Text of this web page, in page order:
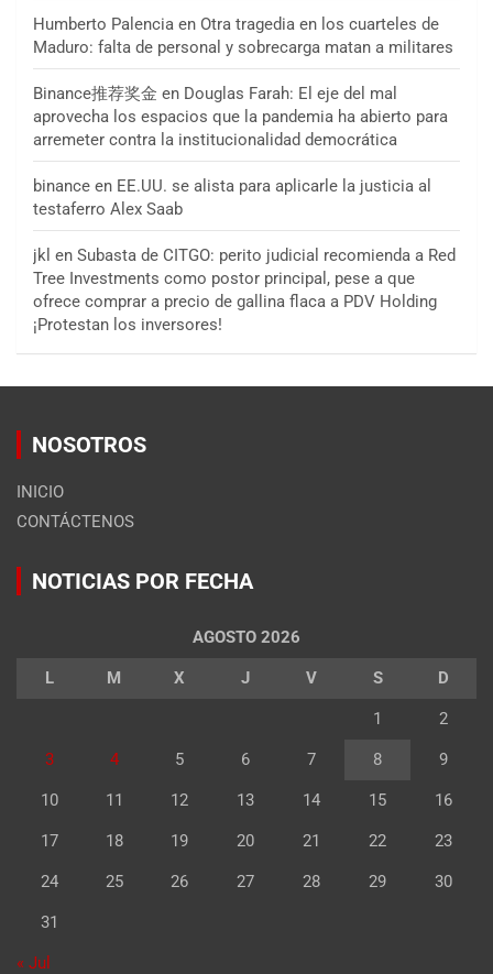
Humberto Palencia en Otra tragedia en los cuarteles de
Maduro: falta de personal y sobrecarga matan a militares
Binance推荐奖金 en Douglas Farah: El eje del mal
aprovecha los espacios que la pandemia ha abierto para
arremeter contra la institucionalidad democrática
binance en EE.UU. se alista para aplicarle la justicia al
testaferro Alex Saab
jkl en Subasta de CITGO: perito judicial recomienda a Red
Tree Investments como postor principal, pese a que
ofrece comprar a precio de gallina flaca a PDV Holding
¡Protestan los inversores!
NOSOTROS
INICIO
CONTÁCTENOS
NOTICIAS POR FECHA
AGOSTO 2026
L M X J V S D
1 2
3 4 5 6 7 8 9
10 11 12 13 14 15 16
17 18 19 20 21 22 23
24 25 26 27 28 29 30
31
« Jul